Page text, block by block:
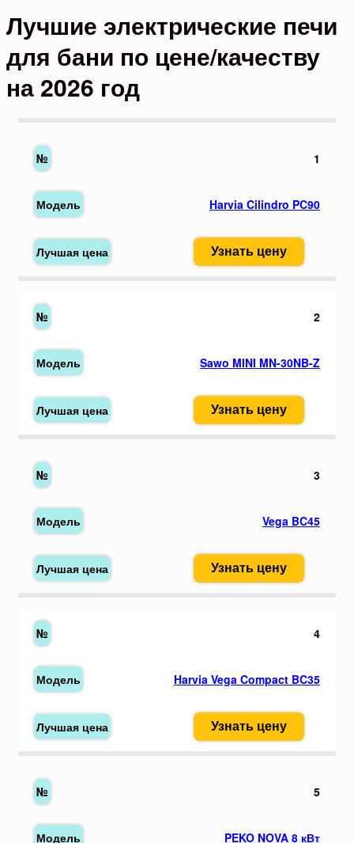
Лучшие электрические печи
для бани по цене/качеству
на 2026 год
1
Harvia Cilindro PC90
Узнать цену
2
Sawo MINI MN-30NB-Z
Узнать цену
3
Vega BC45
Узнать цену
4
Harvia Vega Compact BC35
Узнать цену
5
PEKO NOVA 8 кВт